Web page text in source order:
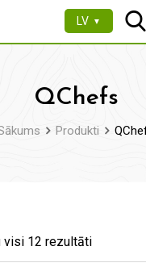
LV ▼
QChefs
Produkti
visi 12 rezultāti